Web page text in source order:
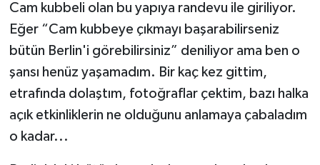
Cam kubbeli olan bu yapıya randevu ile giriliyor.
Eğer “Cam kubbeye çıkmayı başarabilirseniz
bütün Berlin'i görebilirsiniz” deniliyor ama ben o
şansı henüz yaşamadım. Bir kaç kez gittim,
etrafında dolaştım, fotoğraflar çektim, bazı halka
açık etkinliklerin ne olduğunu anlamaya çabaladım
o kadar...